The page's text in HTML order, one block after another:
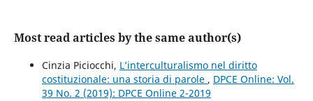
Most read articles by the same author(s)
Cinzia Piciocchi, L’interculturalismo nel diritto
costituzionale: una storia di parole , DPCE Online: Vol.
39 No. 2 (2019): DPCE Online 2-2019